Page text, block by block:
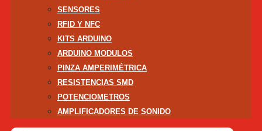
SENSORES
RFID Y NFC
KITS ARDUINO
ARDUINO MODULOS
PINZA AMPERIMÉTRICA
RESISTENCIAS SMD
POTENCIOMETROS
AMPLIFICADORES DE SONIDO